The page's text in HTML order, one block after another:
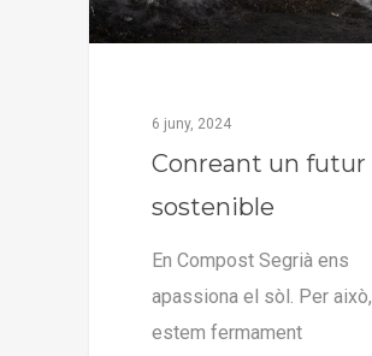
6 juny, 2024
Conreant un futur
sostenible
En Compost Segrià ens
apassiona el sòl. Per això,
estem fermament